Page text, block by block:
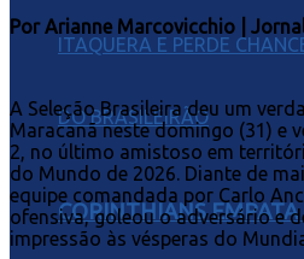
CORINTHIANS
Por Arianne Marcovicchio |
A Seleção Brasileira deu um
Maracanã neste domingo (31) e
2, no último amistoso em
do Mundo de 2026. Diante de
equipe comandada por Carlo
ofensiva, goleou o adversário e
impressão às vésperas do